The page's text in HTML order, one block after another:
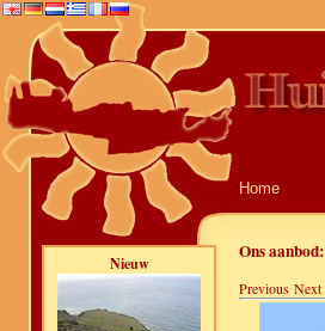
Home
Nieuw
Ons aanbod:
Previous Next